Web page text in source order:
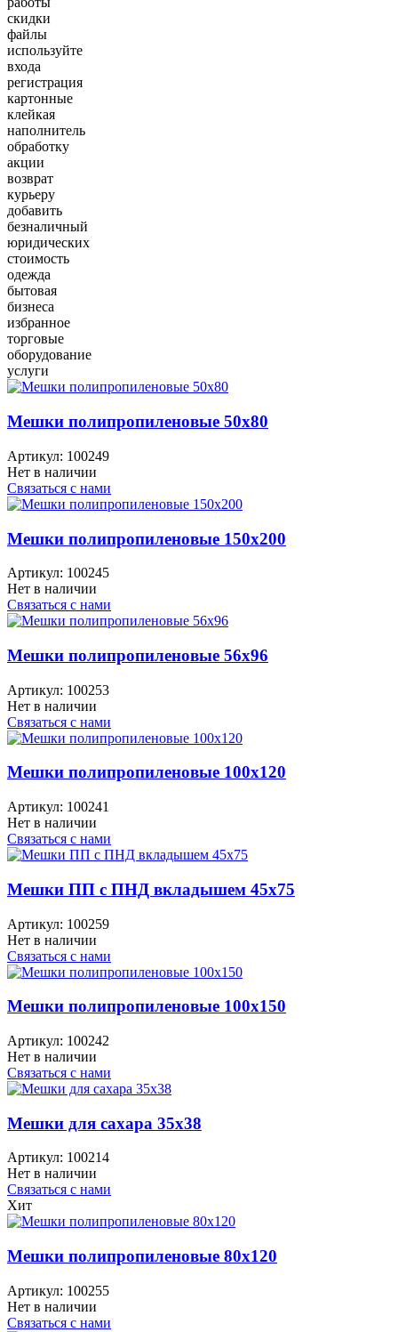
скидки
файлы
используйте
входа
регистрация
картонные
клейкая
наполнитель
обработку
акции
возврат
курьеру
добавить
безналичный
юридических
стоимость
одежда
бытовая
бизнеса
избранное
торговые
оборудование
услуги
Мешки полипропиленовые 50x80
Артикул: 100249
Нет в наличии
Связаться с нами
Мешки полипропиленовые 150x200
Артикул: 100245
Нет в наличии
Связаться с нами
Мешки полипропиленовые 56x96
Артикул: 100253
Нет в наличии
Связаться с нами
Мешки полипропиленовые 100x120
Артикул: 100241
Нет в наличии
Связаться с нами
Мешки ПП с ПНД вкладышем 45x75
Артикул: 100259
Нет в наличии
Связаться с нами
Мешки полипропиленовые 100x150
Артикул: 100242
Нет в наличии
Связаться с нами
Мешки для сахара 35x38
Артикул: 100214
Нет в наличии
Связаться с нами
Хит
Мешки полипропиленовые 80x120
Артикул: 100255
Нет в наличии
Связаться с нами